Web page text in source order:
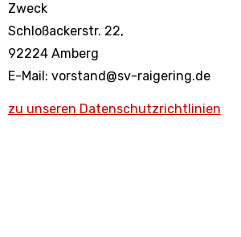
Zweck
Schloßackerstr. 22,
92224 Amberg
E-Mail: vorstand@sv-raigering.de
zu unseren Datenschutzrichtlinien